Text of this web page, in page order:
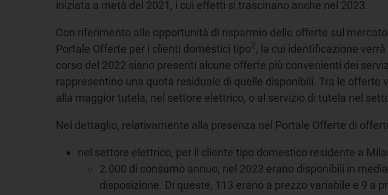
iniziata a metà del 2021, i cui effetti si trascinano anche nel 2023.
Con riferimento alle opportunità di risparmio delle offerte sul
Portale Offerte per i clienti domestici tipo2, la cui identificazione
corso del 2022 siano presenti alcune offerte più convenienti dei
rappresentino una quota residuale di quelle disponibili. Tra le
alla maggior tutela, nel settore elettrico, o al servizio di tutela nel
Nel dettaglio, relativamente alla presenza nel Portale Offerte di
nel settore elettrico, per il cliente tipo domestico residente a
2.000 di consumo annuo, nel 2023 erano disponibili in
disposizione. Di queste, 113 erano a prezzo variabile e 9